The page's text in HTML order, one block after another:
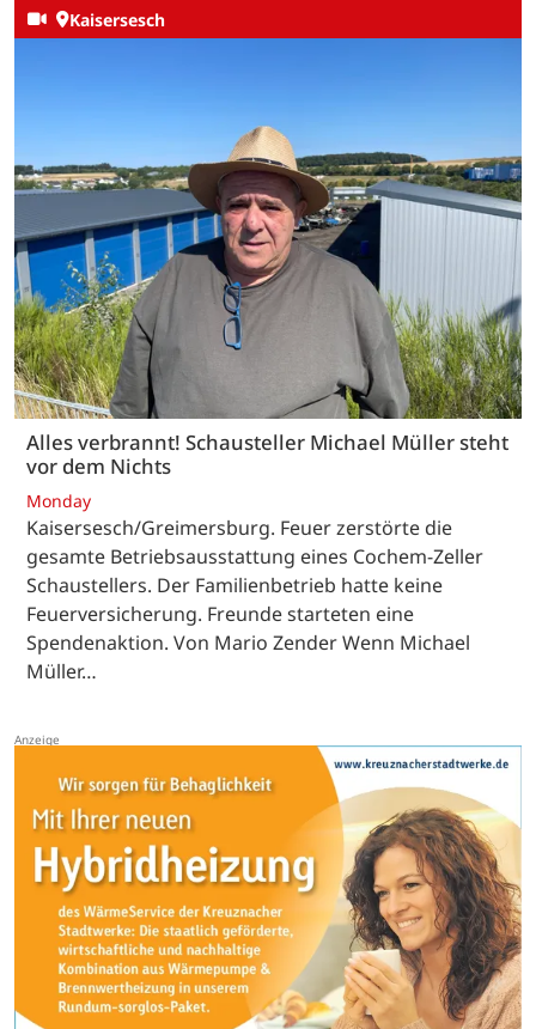
Kaisersesch
Alles verbrannt! Schausteller Michael Müller steht
vor dem Nichts
Monday
Kaisersesch/Greimersburg. Feuer zerstörte die
gesamte Betriebsausstattung eines Cochem-Zeller
Schaustellers. Der Familienbetrieb hatte keine
Feuerversicherung. Freunde starteten eine
Spendenaktion. Von Mario Zender Wenn Michael
Müller…